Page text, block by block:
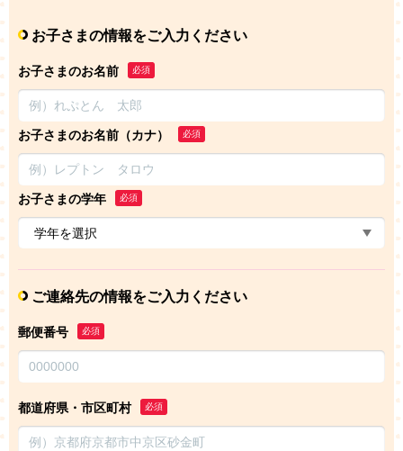
お子さまの情報をご入力ください
お子さまのお名前 必須
お子さまのお名前（カナ） 必須
お子さまの学年 必須
ご連絡先の情報をご入力ください
郵便番号 必須
都道府県・市区町村 必須